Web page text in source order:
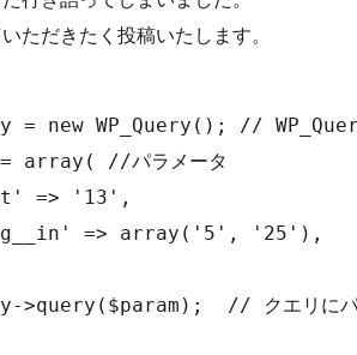
ただきたく投稿いたします。
= new WP_Query(); // WP_Query
array( //パラメータ
=> '13',
=> array('5', '25'),
>query($param);  // クエリにパ